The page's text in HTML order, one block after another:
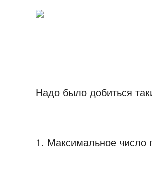
Надо было добиться
1. Максимальное число